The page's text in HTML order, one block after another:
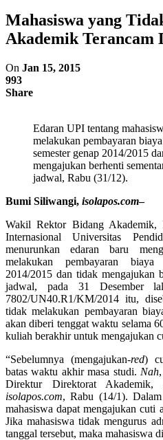
Mahasiswa yang
Akademik Terancam
On Jan 15, 2015
993
Share
Edaran UPI tentang
melakukan pembayaran
semester genap 2014/2015
mengajukan berhenti
jadwal, Rabu (31/12).
Bumi Siliwangi, isolapos.com–
Wakil Rektor Bidang Akademik,
Internasional Universitas
menurunkan edaran baru
melakukan pembayaran
2014/2015 dan tidak mengajukan
jadwal, pada 31 Desember
7802/UN40.R1/KM/2014 itu,
tidak melakukan pembayaran
akan diberi tenggat waktu selama
kuliah berakhir untuk mengajukan
“Sebelumnya (mengajukan-red)
batas waktu akhir masa studi. Nah
Direktur Direktorat
isolapos.com, Rabu (14/1).
mahasiswa dapat mengajukan
Jika mahasiswa tidak mengurus
tanggal tersebut, maka mahasiswa